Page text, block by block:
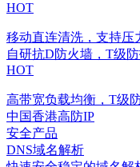
HOT
移动直连清洗，支持压
自研抗D防火墙，T级
HOT
高带宽负载均衡，T级
中国香港高防IP
安全产品
DNS域名解析